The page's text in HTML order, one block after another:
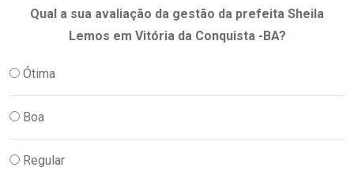
Qual a sua avaliação da gestão da prefeita Sheila
Lemos em Vitória da Conquista -BA?
Ótima
Boa
Regular